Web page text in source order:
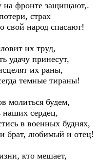
на фронте защищают,.
страх
свой народ спасают!
их труд,
удачу принесут,
их раны,
темные тираны!
молиться будем,
сердец,
в военных буднях,
брат, любимый и отец!
кто мешает,